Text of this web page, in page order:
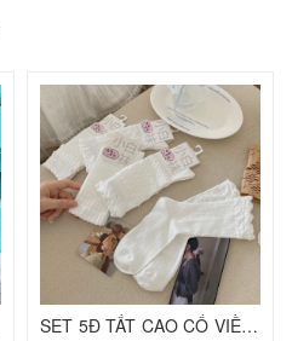
SET 5Đ TẤT CAO CỔ VIỀN BÈO C25080107